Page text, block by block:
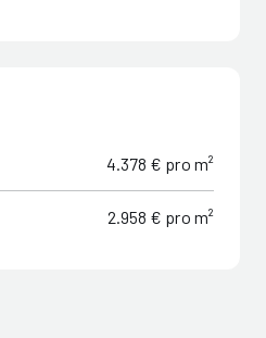
4.378 € pro m²
2.958 € pro m²